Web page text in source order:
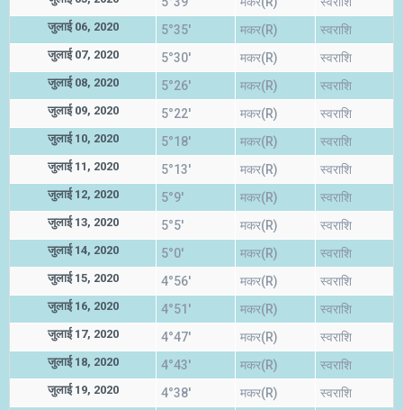
जुलाई 06, 2020 5°35' मकर(R) स्वराशि
जुलाई 07, 2020 5°30' मकर(R) स्वराशि
जुलाई 08, 2020 5°26' मकर(R) स्वराशि
जुलाई 09, 2020 5°22' मकर(R) स्वराशि
जुलाई 10, 2020 5°18' मकर(R) स्वराशि
जुलाई 11, 2020 5°13' मकर(R) स्वराशि
जुलाई 12, 2020 5°9' मकर(R) स्वराशि
जुलाई 13, 2020 5°5' मकर(R) स्वराशि
जुलाई 14, 2020 5°0' मकर(R) स्वराशि
जुलाई 15, 2020 4°56' मकर(R) स्वराशि
जुलाई 16, 2020 4°51' मकर(R) स्वराशि
जुलाई 17, 2020 4°47' मकर(R) स्वराशि
जुलाई 18, 2020 4°43' मकर(R) स्वराशि
जुलाई 19, 2020 4°38' मकर(R) स्वराशि